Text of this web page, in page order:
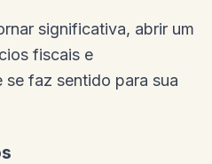
significativa, abrir um
fiscais e
se faz sentido para sua